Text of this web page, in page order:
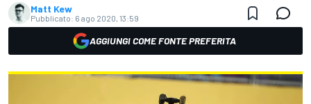
Matt Kew
Pubblicato: 6 ago 2020, 13:59
AGGIUNGI COME FONTE PREFERITA